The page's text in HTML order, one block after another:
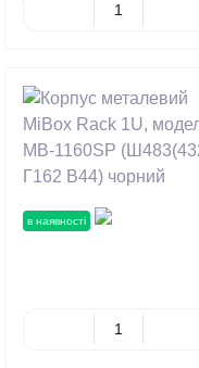
в наявності